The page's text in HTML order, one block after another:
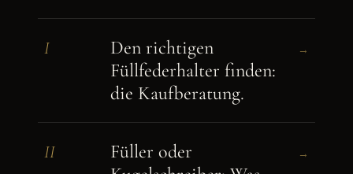
I
Den richtigen
Füllfederhalter finden:
die Kaufberatung.
→
II
Füller oder
→